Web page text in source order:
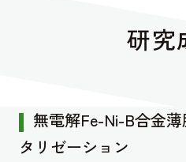
研究
無電解Fe-Ni-B合金
タリゼーション